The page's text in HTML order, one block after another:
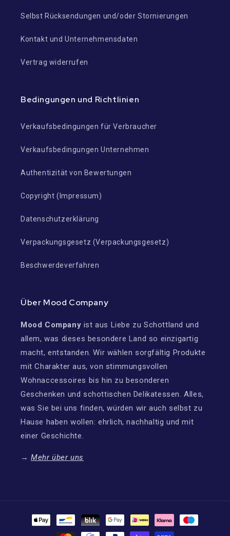
Selbst Rücksendungen und/oder Stornierungen
Kontakt und Unternehmensdaten
Vertrag widerrufen
Bedingungen und Richtlinien
Verkaufsbedingungen für Verbraucher
Verkaufsbedingungen Unternehmen
Authentizität von Bewertungen
Copyright (Impressum)
Datenschutzerklärung
Verpackungsgesetz (Verpackungsgesetz)
Beschwerdeverfahren
Über Mood Company
Mood Company ist aus Liebe zu Schottland und
allem, was dieses besondere Land so einzigartig
macht, entstanden. Wir wählen sorgfältig Produkte
mit Charakter aus, von stimmungsvollen
Wohnaccessoires bis hin zu besonderen
Geschenken und schottischen Delikatessen. Alles,
was Sie bei uns finden, würden wir auch selbst zu
Hause haben wollen: ehrlich, nachhaltig und mit
einer Geschichte.
→Mehr über uns
Zahlungsmethoden